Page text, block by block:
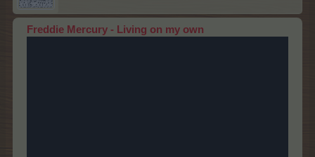
Freddie Mercury - Living on my own